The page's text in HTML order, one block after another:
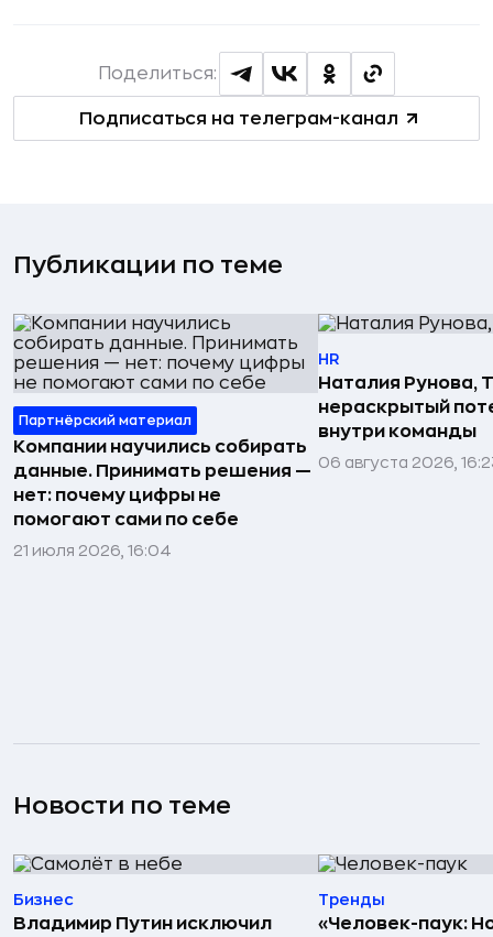
Подписаться на телеграм-канал
Поделиться:
Публикации по теме
Партнёрский материал
Компании научились собирать
данные. Принимать решения —
нет: почему цифры не
помогают сами по себе
21 июля 2026, 16:04
HR
Наталия Рунова,
нераскрытый
внутри команды
06 августа 2026,
Новости по теме
Бизнес
Владимир Путин исключил
Тренды
«Человек-паук: